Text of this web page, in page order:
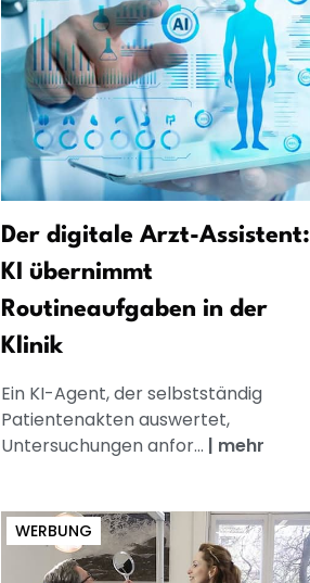
Der digitale Arzt-Assistent:
KI übernimmt
Routineaufgaben in der
Klinik
Ein KI-Agent, der selbstständig
Patientenakten auswertet,
Untersuchungen anfor... | mehr
WERBUNG